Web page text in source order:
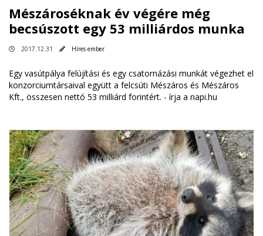
Mészároséknak év végére még
becsúszott egy 53 milliárdos munka
2017.12.31 Híres ember
Egy vasútpálya felújítási és egy csatornázási munkát végezhet el
konzorciumtársaival együtt a felcsúti Mészáros és Mészáros
Kft., összesen nettó 53 milliárd forintért. - írja a napi.hu